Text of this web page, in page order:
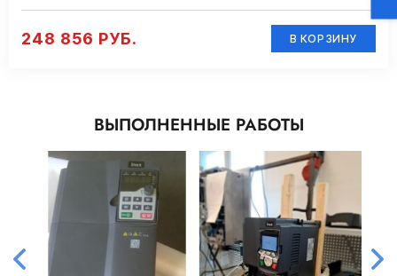
248 856 РУБ. В КОРЗИНУ
ВЫПОЛНЕННЫЕ РАБОТЫ